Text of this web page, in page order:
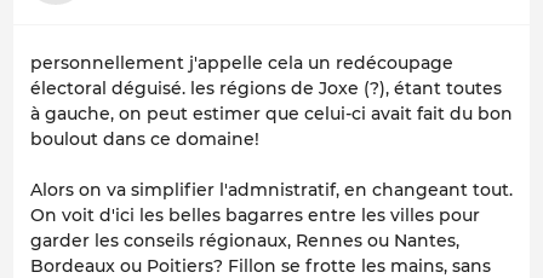
personnellement j'appelle cela un redécoupage
électoral déguisé. les régions de Joxe (?), étant toutes
à gauche, on peut estimer que celui-ci avait fait du bon
boulout dans ce domaine!
Alors on va simplifier l'admnistratif, en changeant tout.
On voit d'ici les belles bagarres entre les villes pour
garder les conseils régionaux, Rennes ou Nantes,
Bordeaux ou Poitiers? Fillon se frotte les mains, sans